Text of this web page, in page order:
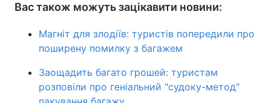
Вас також можуть зацікавити новини:
Магніт для злодіїв: туристів попередили про
поширену помилку з багажем
Заощадить багато грошей: туристам
розповіли про геніальний "судоку-метод"